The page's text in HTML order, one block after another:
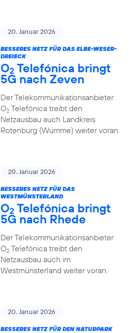
20. Januar 2026
BESSERES NETZ FÜR DAS ELBE-WESER-
DREIECK
O2 Telefónica bringt
5G nach Zeven
Der Telekommunikationsanbieter
O2Telefónica treibt den
Netzausbau auch Landkreis
Rotenburg (Wümme) weiter voran.
20. Januar 2026
BESSERES NETZ FÜR DAS
WESTMÜNSTERLAND
O2 Telefónica bringt
5G nach Rhede
Der Telekommunikationsanbieter
O2Telefónica treibt den
Netzausbau auch im
Westmünsterland weiter voran.
20. Januar 2026
BESSERES NETZ FÜR DEN NATURPARK